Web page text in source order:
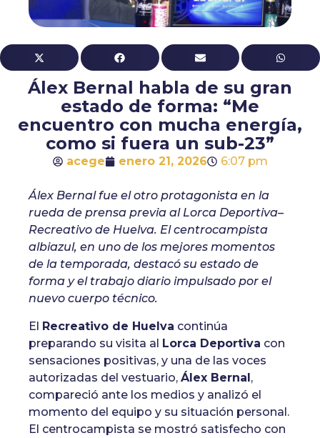
Álex Bernal habla de su gran
estado de forma: “Me
encuentro con mucha energía,
como si fuera un sub-23”
acege enero 21, 2026 6:07 pm
Álex Bernal fue el otro protagonista en la
rueda de prensa previa al Lorca Deportiva–
Recreativo de Huelva. El centrocampista
albiazul, en uno de los mejores momentos
de la temporada, destacó su estado de
forma y el trabajo diario impulsado por el
nuevo cuerpo técnico.
El Recreativo de Huelva continúa
preparando su visita al Lorca Deportiva con
sensaciones positivas, y una de las voces
autorizadas del vestuario, Álex Bernal,
compareció ante los medios y analizó el
momento del equipo y su situación personal.
El centrocampista se mostró satisfecho con